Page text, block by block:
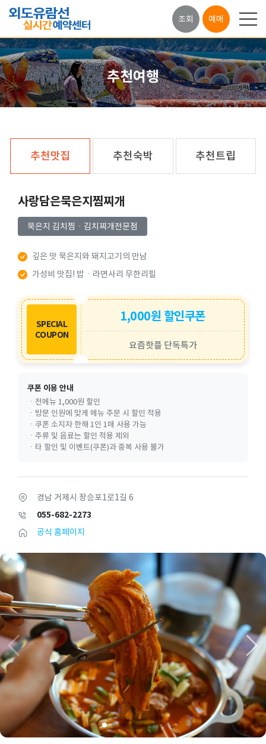
조회 예매
추천여행
추천맛집 추천숙박 추천트립
사랑담은묵은지찜찌개
묵은지 김치찜ㆍ김치찌개전문점
깊은 맛 묵은지와 돼지고기의 만남
가성비 맛집! 밥ㆍ라면사리 무한리필
SPECIAL
COUPON
1,000원 할인쿠폰
요즘핫플 단독특가
쿠폰 이용 안내
ㆍ전메뉴 1,000원 할인
ㆍ방문 인원에 맞게 메뉴 주문 시 할인 적용
ㆍ쿠폰 소지자 한해 1인 1매 사용 가능
ㆍ주류 및 음료는 할인 적용 제외
ㆍ타 할인 및 이벤트(쿠폰)과 중복 사용 불가
경남 거제시 장승포1로1길 6
055-682-2273
공식 홈페이지